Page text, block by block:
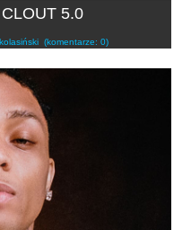
5.0
(komentarze: 0)